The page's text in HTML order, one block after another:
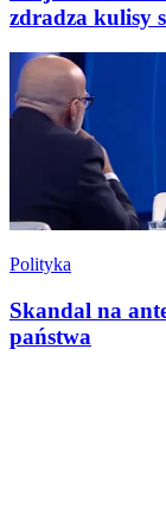
zdradza kulisy
Polityka
Skandal na
państwa